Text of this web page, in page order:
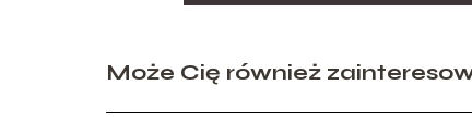
Może Cię również